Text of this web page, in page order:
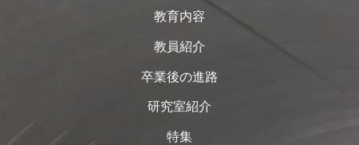
教育内容
教員紹介
卒業後の進路
研究室紹介
特集